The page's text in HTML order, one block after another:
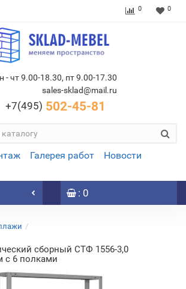
0 0
- чт 9.00-18.30, пт 9.00-17.30
sales-sklad@mail.ru
+7(495) 502-45-81
Галерея работ
Новости
: 0
сборный СТФ 1556-3,0
с 6 полками